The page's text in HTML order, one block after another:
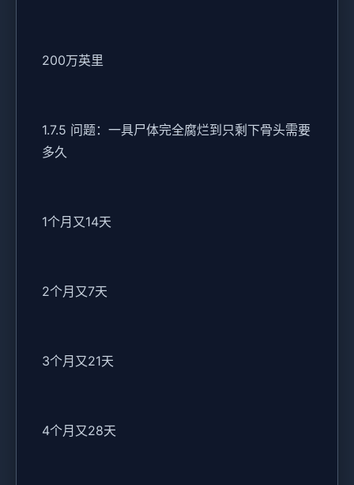
200万英里
1.7.5 问题：一具尸体完全腐烂到只剩下骨头需要
多久
1个月又14天
2个月又7天
3个月又21天
4个月又28天